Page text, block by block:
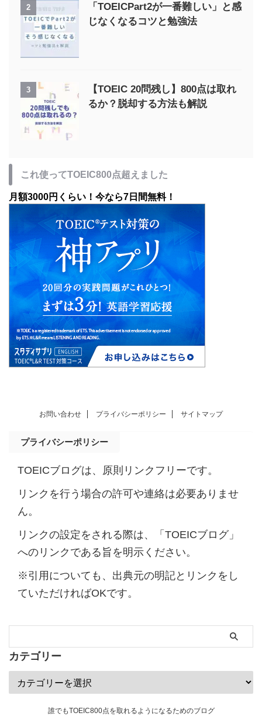
2
「TOEICPart2が一番難しい」と感
じなくなるコツと勉強法
3
【TOEIC 20問残し】800点は取れ
るか？脱却する方法も解説
これ使ってTOEIC800点超えました
月額3000円くらい！今なら7日間無料！
お問い合わせ プライバシーポリシー サイトマップ
プライバシーポリシー
TOEICブログは、原則リンクフリーです。
リンクを行う場合の許可や連絡は必要ありませ
ん。
リンクの設定をされる際は、「TOEICブログ」
へのリンクである旨を明示ください。
※引用についても、出典元の明記とリンクをし
ていただければOKです。
カテゴリー
誰でもTOEIC800点を取れるようになるためのブログ